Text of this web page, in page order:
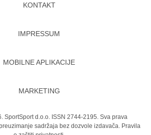
KONTAKT
IMPRESSUM
MOBILNE APLIKACIJE
MARKETING
SportSport d.o.o. ISSN 2744-2195. Sva prava
sadržaja bez dozvole izdavača. Pravila